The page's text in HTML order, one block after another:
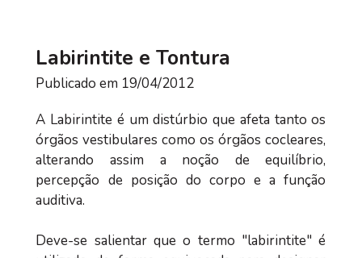
Labirintite e Tontura
Publicado em 19/04/2012
A Labirintite é um distúrbio que afeta tanto os
órgãos vestibulares como os órgãos cocleares,
alterando assim a noção de equilíbrio,
percepção de posição do corpo e a função
auditiva.
Deve-se salientar que o termo "labirintite" é